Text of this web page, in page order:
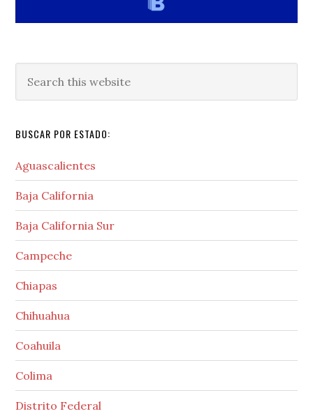
this
BUSCAR POR ESTADO:
Aguascalientes
Baja California
Baja California Sur
Campeche
Chiapas
Chihuahua
Coahuila
Colima
Distrito Federal